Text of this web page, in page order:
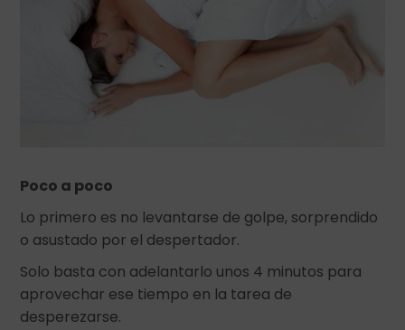
Poco a poco
Lo primero es no levantarse de golpe, sorprendido
o asustado por el despertador.
Solo basta con adelantarlo unos 4 minutos para
aprovechar ese tiempo en la tarea de
desperezarse.